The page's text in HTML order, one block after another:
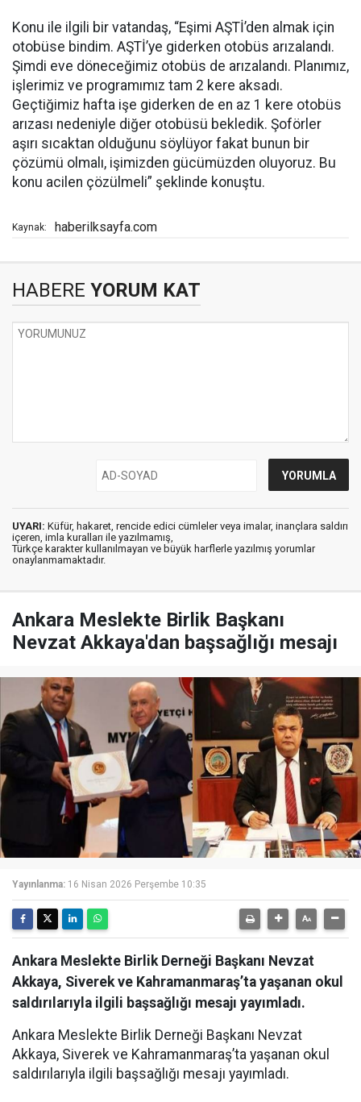
Konu ile ilgili bir vatandaş, “Eşimi AŞTİ’den almak için
otobüse bindim. AŞTİ’ye giderken otobüs arızalandı.
Şimdi eve döneceğimiz otobüs de arızalandı. Planımız,
işlerimiz ve programımız tam 2 kere aksadı.
Geçtiğimiz hafta işe giderken de en az 1 kere otobüs
arızası nedeniyle diğer otobüsü bekledik. Şoförler
aşırı sıcaktan olduğunu söylüyor fakat bunun bir
çözümü olmalı, işimizden gücümüzden oluyoruz. Bu
konu acilen çözülmeli” şeklinde konuştu.
Kaynak: haberilksayfa.com
HABERE YORUM KAT
UYARI: Küfür, hakaret, rencide edici cümleler veya imalar, inançlara saldırı
içeren, imla kuralları ile yazılmamış,
Türkçe karakter kullanılmayan ve büyük harflerle yazılmış yorumlar
onaylanmamaktadır.
Ankara Meslekte Birlik Başkanı
Nevzat Akkaya'dan başsağlığı mesajı
Yayınlanma: 16 Nisan 2026 Perşembe 10:35
Ankara Meslekte Birlik Derneği Başkanı Nevzat
Akkaya, Siverek ve Kahramanmaraş’ta yaşanan okul
saldırılarıyla ilgili başsağlığı mesajı yayımladı.
Ankara Meslekte Birlik Derneği Başkanı Nevzat
Akkaya, Siverek ve Kahramanmaraş’ta yaşanan okul
saldırılarıyla ilgili başsağlığı mesajı yayımladı.